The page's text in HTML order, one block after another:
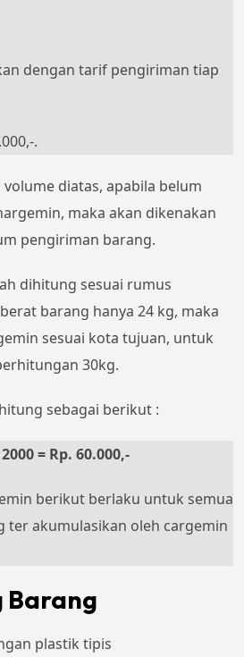
dengan tarif pengiriman tiap
.
diatas, apabila belum
maka akan dikenakan
pengiriman barang.
dihitung sesuai rumus
barang hanya 24 kg, maka
sesuai kota tujuan, untuk
30kg.
sebagai berikut :
= Rp. 60.000,-
berikut berlaku untuk semua
ter akumulasikan oleh cargemin
Barang
plastik tipis